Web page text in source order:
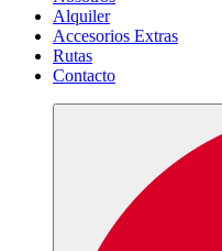
Alquiler
Accesorios Extras
Rutas
Contacto